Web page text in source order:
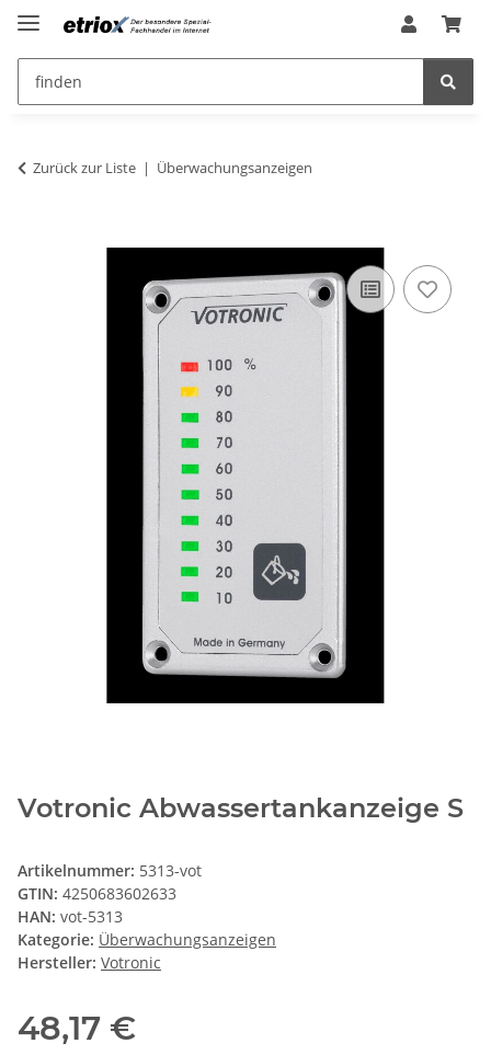
Zurück zur Liste Überwachungsanzeigen
Votronic Abwassertankanzeige S
Artikelnummer: 5313-vot
GTIN: 4250683602633
HAN: vot-5313
Kategorie: Überwachungsanzeigen
Hersteller: Votronic
48,17 €